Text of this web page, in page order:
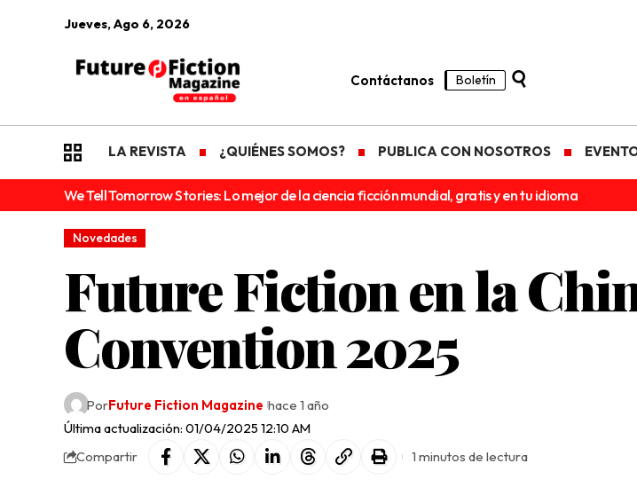
Jueves, Ago 6, 2026
Contáctanos Boletín
LA REVISTA ¿QUIÉNES SOMOS? PUBLICA CON NOSOTROS
We Tell Tomorrow Stories: Lo mejor de la ciencia ficción mundial, gratis y en tu idioma
Novedades
Future Fiction en la
Convention 2025
Última actualización: 01/04/2025 12:10 AM
PorFuture Fiction Magazine hace 1 año
Compartir 1 minutos de lectura